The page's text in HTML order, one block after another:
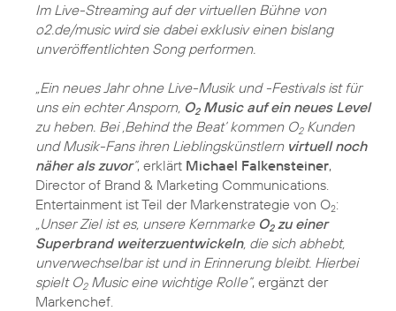
Im Live-Streaming auf der virtuellen Bühne von
o2.de/music wird sie dabei exklusiv einen bislang
unveröffentlichten Song performen.
„Ein neues Jahr ohne Live-Musik und -Festivals ist für
uns ein echter Ansporn, O2Music auf ein neues Level
zu heben. Bei ‚Behind the Beat‘ kommen O2Kunden
und Musik-Fans ihren Lieblingskünstlern virtuell noch
näher als zuvor“, erklärt Michael Falkensteiner,
Director of Brand & Marketing Communications.
Entertainment ist Teil der Markenstrategie von O2:
„Unser Ziel ist es, unsere Kernmarke O2zu einer
Superbrand weiterzuentwickeln, die sich abhebt,
unverwechselbar ist und in Erinnerung bleibt. Hierbei
spielt O2Music eine wichtige Rolle“, ergänzt der
Markenchef.